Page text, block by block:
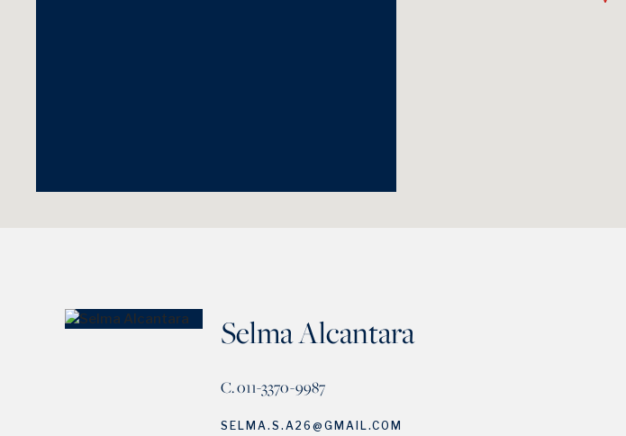
Selma Alcantara
C. 011-3370-9987
SELMA.S.A26@GMAIL.COM